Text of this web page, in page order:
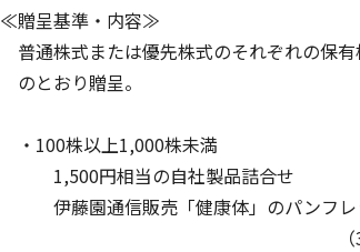
≪贈呈基準・内容≫
普通株式または優先株式のそれぞれの保
のとおり贈呈。
・100株以上1,000株未満
1,500円相当の自社製品詰合せ
伊藤園通信販売「健康体」のパンフレ
（30%割引クー